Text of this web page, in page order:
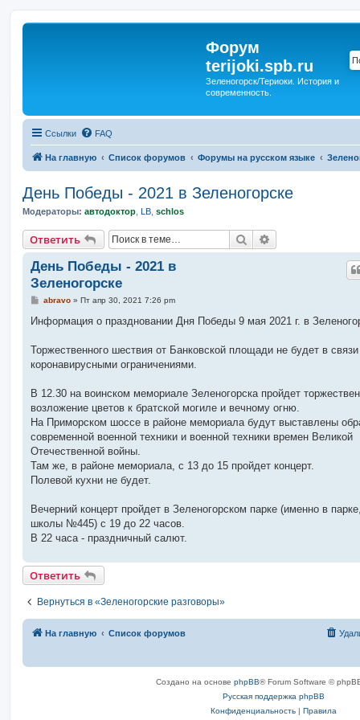
Форум
terijoki.spb.ru
Зеленогорск/Териоки. История и
современность.
Ссылки FAQ
На главную Список форумов Форумы на русском языке
День Победы - 2021 в Зеленогорске
Модераторы: автодоктор LB schlos
Ответить Поиск
День Победы - 2021 в
Зеленогорске
С
о
е
н
и
abravo» Пт апр 30, 2021 7:26 pm
Информация о праздновании Дня Победы 9 мая 2021 г. в
Торжественного шествия от Банковской площади не будет в
коронавирусными ограничениями.
В 12.30 на воинском мемориале Зеленогорска пройдет
возложение цветов к братской могиле и вечному огню.
На Приморском шоссе в районе мемориала будут выставлены
современной военной техники и военной техники времен Великой
Отечественной войны.
Там же, в районе мемориала, с 13 до 15 пройдет концерт.
Полевой кухни не будет.
Вечерний концерт пройдет в Зеленогорском парке (именно в
школы №445) с 19 до 22 часов.
В 22 часа - праздничный салют.
Ответить
Вернуться в «Зеленогорские разговоры»
На главную Список форумов
Создано на основе phpBB® Forum Software ©
Русская поддержка phpBB
Конфиденциальность | Правила